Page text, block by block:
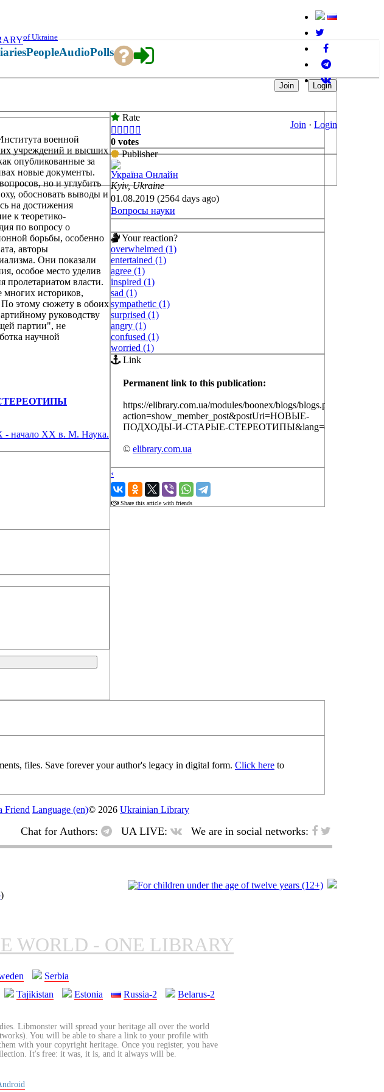
of Ukraine
Join · Login
PeopleAudioPolls
Join Login
военной
учреждений и высших
опубликованные за
новые документы.
но и углубить
обосновать выводы и
на достижения
к теоретико-
по вопросу о
борьбы, особенно
авторы
Они показали
особое место уделив
пролетариатом власти.
историков,
этому сюжету в обоих
руководству
партии", не
научной
СТЕРЕОТИПЫ
начало XX в. М. Наука.
Rate
    
0 votes
Publisher
Україна Онлайн
Kyiv, Ukraine
01.08.2019 (2564 days ago)
Вопросы науки
Your reaction?
overwhelmed (1)
entertained (1)
agree (1)
inspired (1)
sad (1)
sympathetic (1)
surprised (1)
angry (1)
confused (1)
worried (1)
Link
Permanent link to this publication:
https://elibrary.com.ua/modules/boonex/blogs/blogs.php?
action=show_member_post&postUri=НОВЫЕ-
ПОДХОДЫ-И-СТАРЫЕ-СТЕРЕОТИПЫ&lang=en
© elibrary.com.ua
‹
›
Share this article with friends
files. Save forever your author's legacy in digital form. Click here to
Friend Language (en)© 2026 Ukrainian Library
Chat for Authors: UA LIVE: We are in social networks:
)
WORLD - ONE LIBRARY
Serbia
Tajikistan Estonia Russia-2 Belarus-2
Libmonster will spread your heritage all over the world
You will be able to share a link to your profile with
with your copyright heritage. Once you register, you have
It's free: it was, it is, and it always will be.